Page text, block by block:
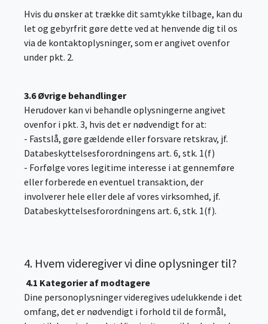
Hvis du ønsker at trække dit samtykke tilbage, kan du
let og gebyrfrit gøre dette ved at henvende dig til os
via de kontaktoplysninger, som er angivet ovenfor
under pkt. 2.
3.6 Øvrige behandlinger
Herudover kan vi behandle oplysningerne angivet
ovenfor i pkt. 3, hvis det er nødvendigt for at:
- Fastslå, gøre gældende eller forsvare retskrav, jf.
Databeskyttelsesforordningens art. 6, stk. 1(f)
- Forfølge vores legitime interesse i at gennemføre
eller forberede en eventuel transaktion, der
involverer hele eller dele af vores virksomhed, jf.
Databeskyttelsesforordningens art. 6, stk. 1(f).
4. Hvem videregiver vi dine oplysninger til?
4.1 Kategorier af modtagere
Dine personoplysninger videregives udelukkende i det
omfang, det er nødvendigt i forhold til de formål,